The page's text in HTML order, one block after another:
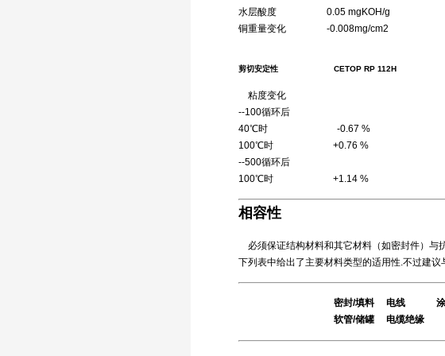
水层酸度 0.05 mgKOH/g
铜重量变化 -0.008mg/cm2
剪切安定性 CETOP RP 112H
粘度变化
--100循环后
40℃时 -0.67 %
100℃时 +0.76 %
--500循环后
100℃时 +1.14 %
相容性
必须保证结构材料和其它材料（如密封件）与
下列表中给出了主要材料类型的适用性.不过建议
密封/填料 电线
软管/储罐 电缆绝缘